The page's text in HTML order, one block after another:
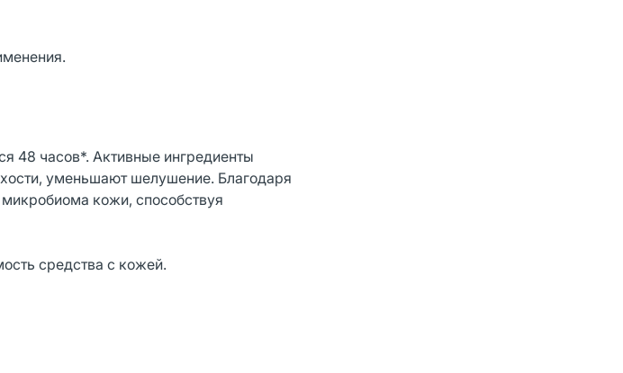
48 часов*. Активные ингредиенты
уменьшают шелушение. Благодаря
кожи, способствуя
средства с кожей.